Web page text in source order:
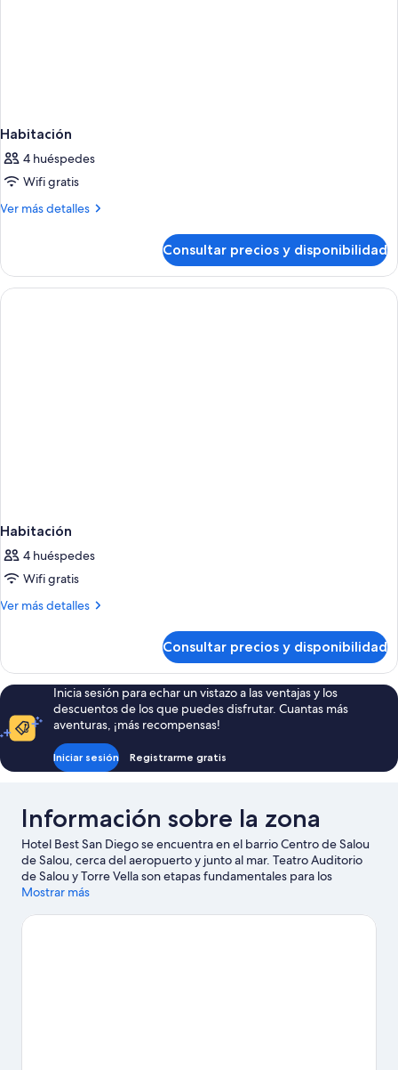
Habitación
4 huéspedes
Wifi gratis
Ver más detalles
Más
Consultar precios y disponibilidad
Habitación
4 huéspedes
Wifi gratis
Ver más detalles
Más
Consultar precios y disponibilidad
Inicia sesión para echar un vistazo a las ventajas y los
descuentos de los que puedes disfrutar. Cuantas más
aventuras, ¡más recompensas!
Iniciar sesión Registrarme gratis
Información sobre la zona
Hotel Best San Diego se encuentra en el barrio Centro de Salou
de Salou, cerca del aeropuerto y junto al mar. Teatro Auditorio
de Salou y Torre Vella son etapas fundamentales para los
aficionados a la cultura en esta región, donde también puedes
Conjunto escultórico "Marca d'aigua" en honor de Carlos Barral.
Mostrar más